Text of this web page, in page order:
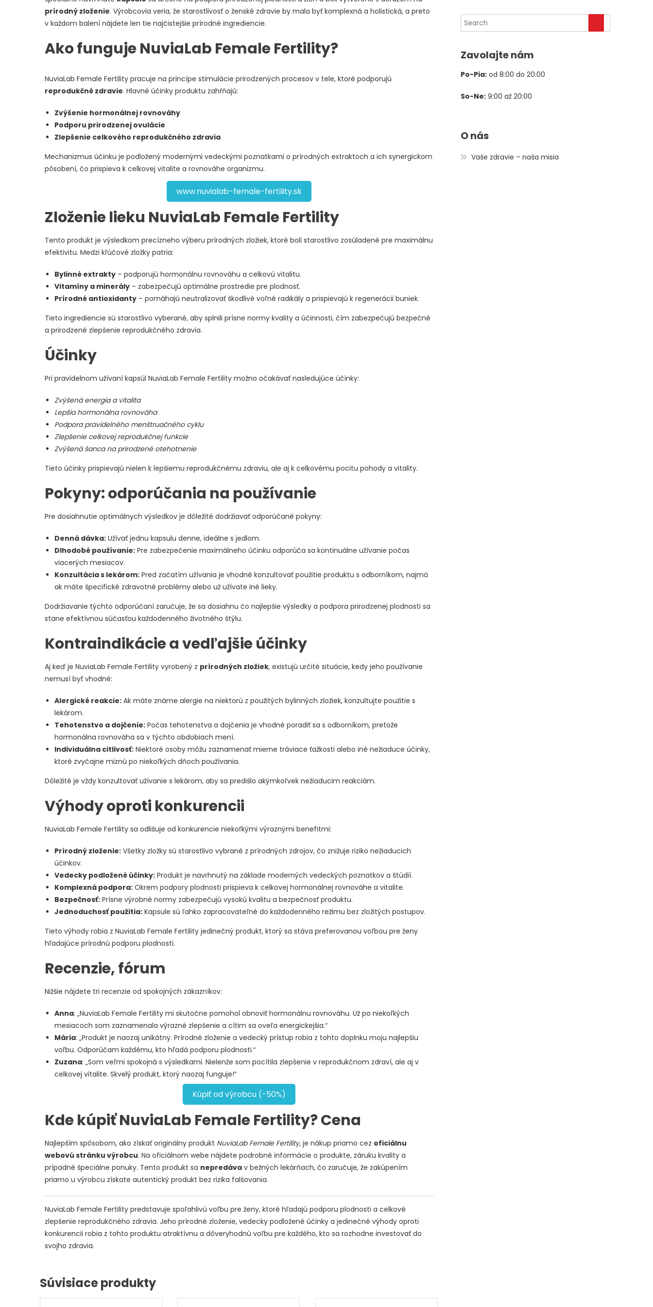
prírodný zloženie. Výrobcovia veria, že starostlivosť o ženské zdravie by mala byť komplexná a holistická, a preto
v každom balení nájdete len tie najčistejšie prírodné ingrediencie.
Ako funguje NuviaLab Female Fertility?
NuviaLab Female Fertility pracuje na princípe stimulácie prirodzených procesov v tele, ktoré podporujú
reprodukčné zdravie. Hlavné účinky produktu zahŕňajú:
Zvýšenie hormonálnej rovnováhy
Podporu prirodzenej ovulácie
Zlepšenie celkového reprodukčného zdravia
Mechanizmus účinku je podložený modernými vedeckými poznatkami o prírodných extraktoch a ich synergickom
pôsobení, čo prispieva k celkovej vitalite a rovnováhe organizmu.
www.nuvialab-female-fertility.sk
Zloženie lieku NuviaLab Female Fertility
Tento produkt je výsledkom precízneho výberu prírodných zložiek, ktoré boli starostlivo zosúladené pre maximálnu
efektivitu. Medzi kľúčové zložky patria:
Bylinné extrakty – podporujú hormonálnu rovnováhu a celkovú vitalitu.
Vitamíny a minerály – zabezpečujú optimálne prostredie pre plodnosť.
Prírodné antioxidanty – pomáhajú neutralizovať škodlivé voľné radikály a prispievajú k regenerácii buniek.
Tieto ingrediencie sú starostlivo vyberané, aby splnili prísne normy kvality a účinnosti, čím zabezpečujú bezpečné
a prirodzené zlepšenie reprodukčného zdravia.
Účinky
Pri pravidelnom užívaní kapsúl NuviaLab Female Fertility možno očakávať nasledujúce účinky:
Zvýšená energia a vitalita
Lepšia hormonálna rovnováha
Podpora pravidelného menštruačného cyklu
Zlepšenie celkovej reprodukčnej funkcie
Zvýšená šanca na prirodzené otehotnenie
Tieto účinky prispievajú nielen k lepšiemu reprodukčnému zdraviu, ale aj k celkovému pocitu pohody a vitality.
Pokyny: odporúčania na používanie
Pre dosiahnutie optimálnych výsledkov je dôležité dodržiavať odporúčané pokyny:
Denná dávka: Užívať jednu kapsulu denne, ideálne s jedlom.
Dlhodobé používanie: Pre zabezpečenie maximálneho účinku odporúča sa kontinuálne užívanie počas
viacerých mesiacov.
Konzultácia s lekárom: Pred začatím užívania je vhodné konzultovať použitie produktu s odborníkom, najmä
ak máte špecifické zdravotné problémy alebo už užívate iné lieky.
Dodržiavanie týchto odporúčaní zaručuje, že sa dosiahnu čo najlepšie výsledky a podpora prirodzenej plodnosti sa
stane efektívnou súčasťou každodenného životného štýlu.
Kontraindikácie a vedľajšie účinky
Aj keď je NuviaLab Female Fertility vyrobený z prírodných zložiek, existujú určité situácie, kedy jeho používanie
nemusí byť vhodné:
Alergické reakcie: Ak máte známe alergie na niektorú z použitých bylinných zložiek, konzultujte použitie s
lekárom.
Tehotenstvo a dojčenie: Počas tehotenstva a dojčenia je vhodné poradiť sa s odborníkom, pretože
hormonálna rovnováha sa v týchto obdobiach mení.
Individuálna citlivosť: Niektoré osoby môžu zaznamenať mierne tráviace ťažkosti alebo iné nežiaduce účinky,
ktoré zvyčajne miznú po niekoľkých dňoch používania.
Dôležité je vždy konzultovať užívanie s lekárom, aby sa predišlo akýmkoľvek nežiaducim reakciám.
Výhody oproti konkurencii
NuviaLab Female Fertility sa odlišuje od konkurencie niekoľkými výraznými benefitmi:
Prírodný zloženie: Všetky zložky sú starostlivo vybrané z prírodných zdrojov, čo znižuje riziko nežiaducich
účinkov.
Vedecky podložené účinky: Produkt je navrhnutý na základe moderných vedeckých poznatkov a štúdií.
Komplexná podpora: Okrem podpory plodnosti prispieva k celkovej hormonálnej rovnováhe a vitalite.
Bezpečnosť: Prísne výrobné normy zabezpečujú vysokú kvalitu a bezpečnosť produktu.
Jednoduchosť použitia: Kapsule sú ľahko zapracovateľné do každodenného režimu bez zložitých postupov.
Tieto výhody robia z NuviaLab Female Fertility jedinečný produkt, ktorý sa stáva preferovanou voľbou pre ženy
hľadajúce prírodnú podporu plodnosti.
Recenzie, fórum
Nižšie nájdete tri recenzie od spokojných zákazníkov:
Anna: „NuviaLab Female Fertility mi skutočne pomohol obnoviť hormonálnu rovnováhu. Už po niekoľkých
mesiacoch som zaznamenala výrazné zlepšenie a cítim sa oveľa energickejšia.“
Mária: „Produkt je naozaj unikátny. Prírodné zloženie a vedecký prístup robia z tohto doplnku moju najlepšiu
voľbu. Odporúčam každému, kto hľadá podporu plodnosti.“
Zuzana: „Som veľmi spokojná s výsledkami. Nielenže som pocítila zlepšenie v reprodukčnom zdraví, ale aj v
celkovej vitalite. Skvelý produkt, ktorý naozaj funguje!“
Kúpiť od výrobcu (-50%)
Kde kúpiť NuviaLab Female Fertility? Cena
Najlepším spôsobom, ako získať originálny produkt NuviaLab Female Fertility, je nákup priamo cez oficiálnu
webovú stránku výrobcu. Na oficiálnom webe nájdete podrobné informácie o produkte, záruku kvality a
prípadné špeciálne ponuky. Tento produkt sa nepredáva v bežných lekárňach, čo zaručuje, že zakúpením
priamo u výrobcu získate autentický produkt bez rizika falšovania.
NuviaLab Female Fertility predstavuje spoľahlivú voľbu pre ženy, ktoré hľadajú podporu plodnosti a celkové
zlepšenie reprodukčného zdravia. Jeho prírodné zloženie, vedecky podložené účinky a jedinečné výhody oproti
konkurencii robia z tohto produktu atraktívnu a dôveryhodnú voľbu pre každého, kto sa rozhodne investovať do
svojho zdravia.
Súvisiace produkty
bola:
je:
Zavolajte nám
Po-Pia: od 8:00 do 20:00
So-Ne: 9:00 až 20:00
O nás
Vaše zdravie – naša misia